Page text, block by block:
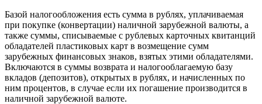
Базой налогообложения есть сумма в рублях, уплачиваемая
при покупке (конвертации) наличной зарубежной валюты, а
также суммы, списываемые с рублевых карточных квитанций
обладателей пластиковых карт в возмещение сумм
зарубежных финансовых знаков, взятых этими обладателями.
Включаются в суммы возврата и налогооблагаемую базу
вкладов (депозитов), открытых в рублях, и начисленных по
ним процентов, в случае если их погашение производится в
наличной зарубежной валюте.